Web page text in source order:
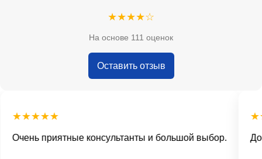
★★★★☆
На основе 111 оценок
Оставить отзыв
★★★★★
Очень приятные консультанты и большой выбор.